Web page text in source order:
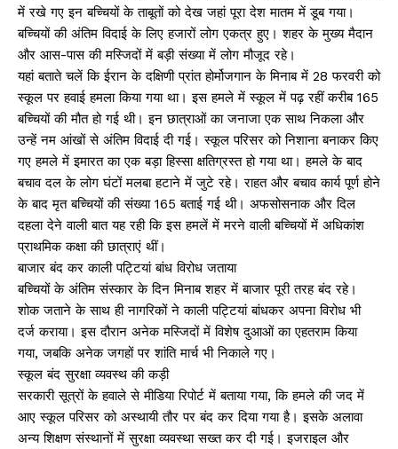
में रखे गए इन बच्चियों के ताबूतों को देख जहां पूरा देश मातम में डूब गया।
बच्चियों की अंतिम विदाई के लिए हजारों लोग एकत्र हुए। शहर के मुख्य मैदान
और आस-पास की मस्जिदों में बड़ी संख्या में लोग मौजूद रहे।
यहां बताते चलें कि ईरान के दक्षिणी प्रांत होर्मोजगान के मिनाब में 28 फरवरी को
स्कूल पर हवाई हमला किया गया था। इस हमले में स्कूल में पढ़ रहीं करीब 165
बच्चियों की मौत हो गई थी। इन छात्राओं का जनाजा एक साथ निकला और
उन्हें नम आंखों से अंतिम विदाई दी गई। स्कूल परिसर को निशाना बनाकर किए
गए हमले में इमारत का एक बड़ा हिस्सा क्षतिग्रस्त हो गया था। हमले के बाद
बचाव दल के लोग घंटों मलबा हटाने में जुटे रहे। राहत और बचाव कार्य पूर्ण होने
के बाद मृत बच्चियों की संख्या 165 बताई गई थी। अफसोसनाक और दिल
दहला देने वाली बात यह रही कि इस हमलें में मरने वाली बच्चियों में अधिकांश
प्राथमिक कक्षा की छात्राएं थीं।
बाजार बंद कर काली पट्टियां बांध विरोध जताया
बच्चियों के अंतिम संस्कार के दिन मिनाब शहर में बाजार पूरी तरह बंद रहे।
शोक जताने के साथ ही नागरिकों ने काली पट्टियां बांधकर अपना विरोध भी
दर्ज कराया। इस दौरान अनेक मस्जिदों में विशेष दुआओं का एहतराम किया
गया, जबकि अनेक जगहों पर शांति मार्च भी निकाले गए।
स्कूल बंद सुरक्षा व्यवस्थ की कड़ी
सरकारी सूत्रों के हवाले से मीडिया रिपोर्ट में बताया गया, कि हमले की जद में
आए स्कूल परिसर को अस्थायी तौर पर बंद कर दिया गया है। इसके अलावा
अन्य शिक्षण संस्थानों में सुरक्षा व्यवस्था सख्त कर दी गई। इजराइल और